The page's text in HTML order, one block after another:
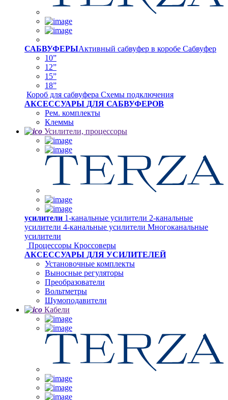
САБВУФЕРЫАктивный сабвуфер в коробе Сабвуфер
10”
12”
15”
18”
Короб для сабвуфера Схемы подключения
АКСЕССУАРЫ ДЛЯ САБВУФЕРОВ
Рем. комплекты
Клеммы
Усилители, процессоры
усилители 1-канальные усилители 2-канальные
усилители 4-канальные усилители Многоканальные
усилители
Процессоры Кроссоверы
АКСЕССУАРЫ ДЛЯ УСИЛИТЕЛЕЙ
Установочные комплекты
Выносные регуляторы
Преобразователи
Вольтметры
Шумоподавители
Кабели